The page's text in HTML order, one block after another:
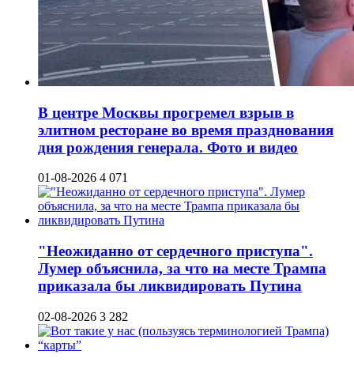
В центре Москвы прогремел взрыв в
элитном ресторане во время празднования
дня рождения генерала. Фото и видео
01-08-2026 4 071
"Неожиданно от сердечного приступа".
Лумер объяснила, за что на месте Трампа
приказала бы ликвидировать Путина
02-08-2026 3 282